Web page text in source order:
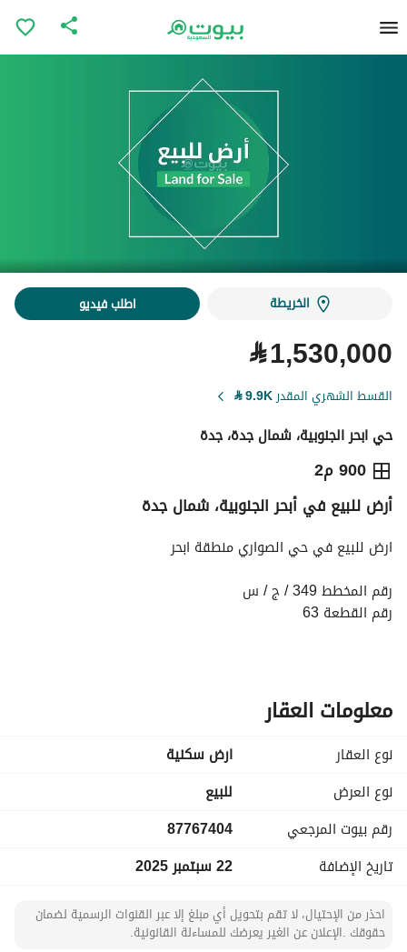
الخريطة اطلب فيديو
⃁1,530,000
القسط الشهري المقدر9.9K
⃁
حي ابحر الجنوبية، شمال جدة، جدة
900 م2
⃁
1,530,000
التفاصيل معلومات ترخيص الإعلان
أرض للبيع في أبحر الجنوبية، شمال جدة
ارض للبيع في حي الصواري منطقة ابحر
رقم المخطط 349 / ج / س
رقم القطعة 63
الصواري وبالقرب من مدارس أكاديمية وعد
المنطقة تحت طور انشاء مشاريع جديده
السعر مليون و 350 ألف ريال صافي ونهائي
معلومات العقار
نوع العقار
ارض سكنية
نوع العرض
للبيع
رقم بيوت المرجعي
87767404
تاريخ الإضافة
22 سبتمبر 2025
احذر من الإحتيال، لا تقم بتحويل أي مبلغ إلا عبر القنوات الرسمية لضمان
حقوقك .الإعلان عن الغير يعرضك للمساءلة القانونية.